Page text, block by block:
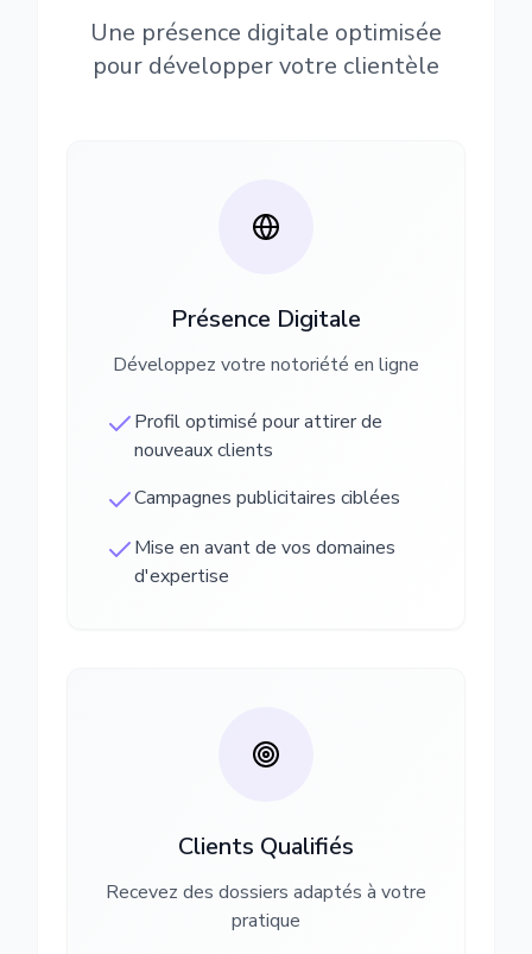
Une présence digitale optimisée
pour développer votre clientèle
Présence Digitale
Développez votre notoriété en ligne
Profil optimisé pour attirer de
nouveaux clients
Campagnes publicitaires ciblées
Mise en avant de vos domaines
d'expertise
Clients Qualifiés
Recevez des dossiers adaptés à votre
pratique